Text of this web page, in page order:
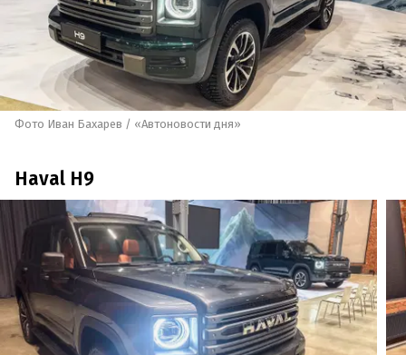
Фото Иван Бахарев / «Автоновости дня»
Haval H9